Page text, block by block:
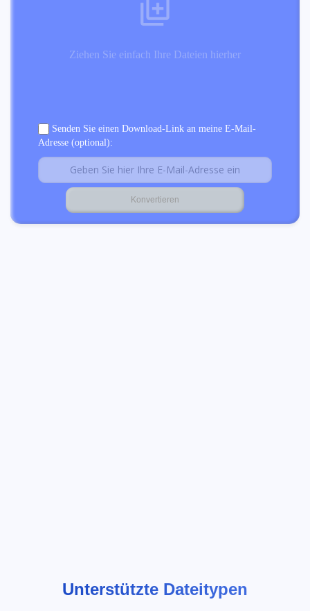
Ziehen Sie einfach Ihre Dateien hierher
Senden Sie einen Download-Link an meine E-Mail-
Adresse (optional):
Unterstützte Dateitypen